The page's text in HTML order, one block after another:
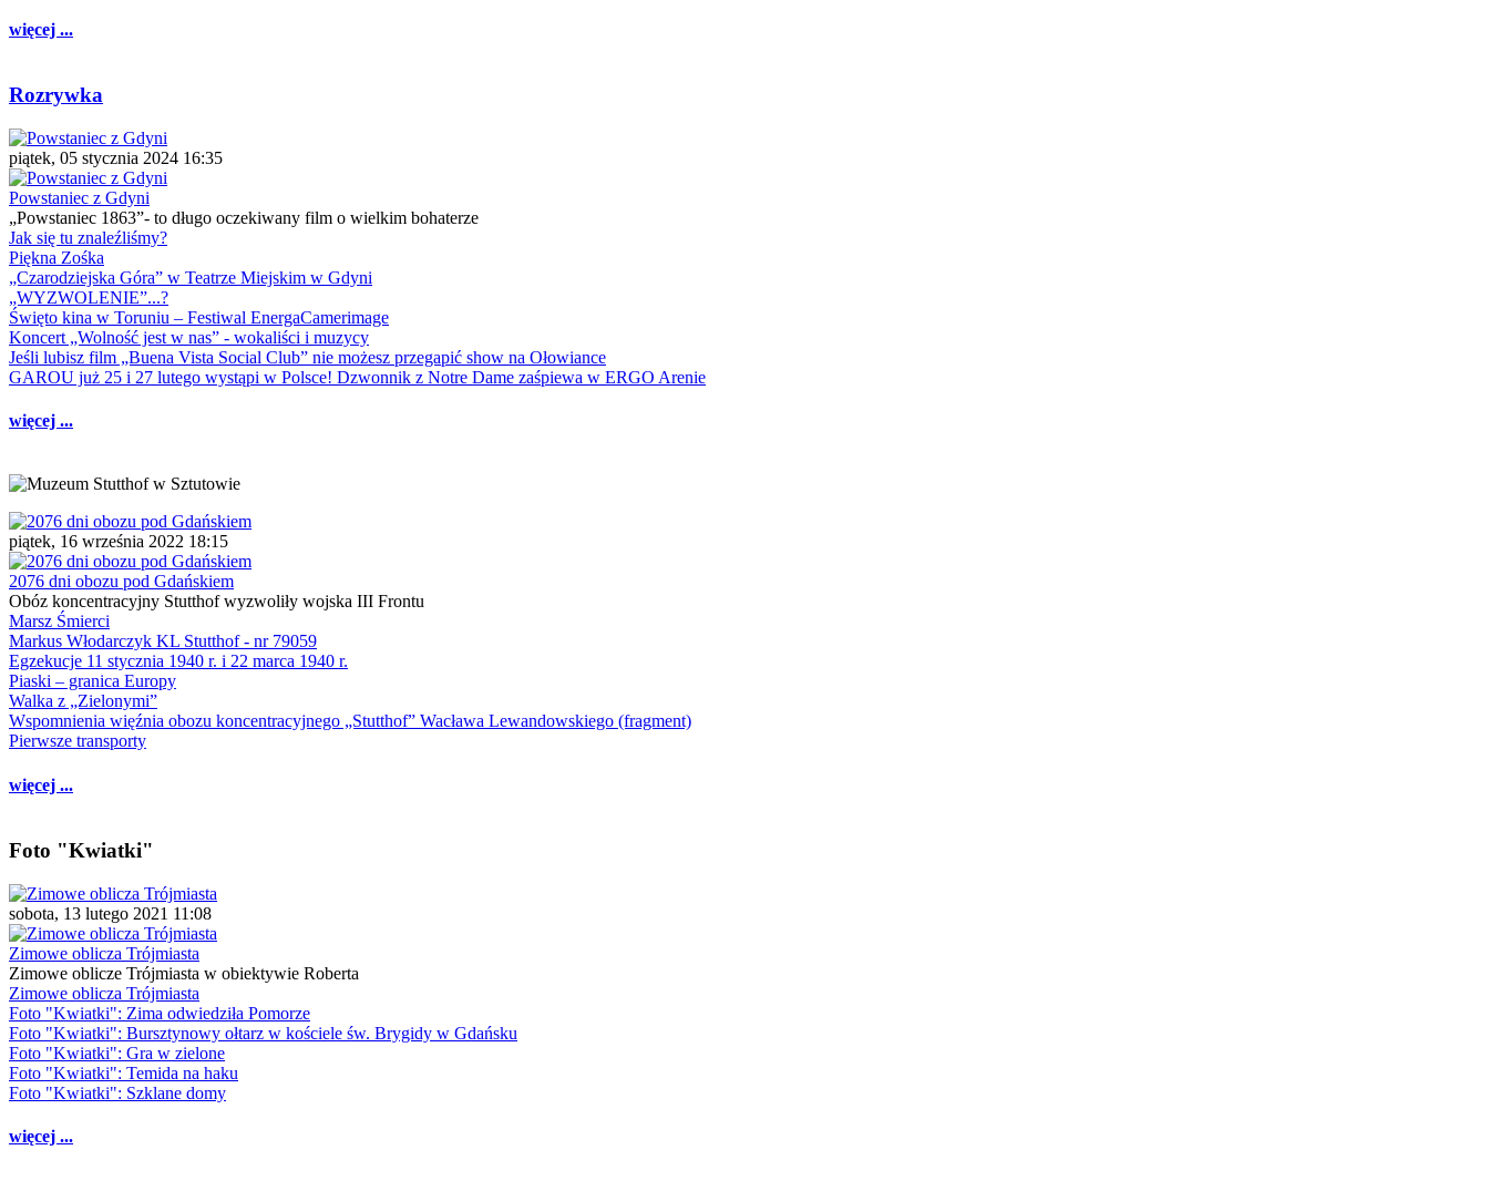
więcej ...
Rozrywka
piątek, 05 stycznia 2024 16:35
Powstaniec z Gdyni
„Powstaniec 1863”- to długo oczekiwany film o wielkim bohaterze
Jak się tu znaleźliśmy?
Piękna Zośka
„Czarodziejska Góra” w Teatrze Miejskim w Gdyni
„WYZWOLENIE”...?
Święto kina w Toruniu – Festiwal EnergaCamerimage
Koncert „Wolność jest w nas” - wokaliści i muzycy
Jeśli lubisz film „Buena Vista Social Club” nie możesz przegapić show na Ołowiance
GAROU już 25 i 27 lutego wystąpi w Polsce! Dzwonnik z Notre Dame zaśpiewa w ERGO Arenie
więcej ...
piątek, 16 września 2022 18:15
2076 dni obozu pod Gdańskiem
Obóz koncentracyjny Stutthof wyzwoliły wojska III Frontu
Marsz Śmierci
Markus Włodarczyk KL Stutthof - nr 79059
Egzekucje 11 stycznia 1940 r. i 22 marca 1940 r.
Piaski – granica Europy
Walka z „Zielonymi”
Wspomnienia więźnia obozu koncentracyjnego „Stutthof” Wacława Lewandowskiego (fragment)
Pierwsze transporty
więcej ...
Foto "Kwiatki"
sobota, 13 lutego 2021 11:08
Zimowe oblicza Trójmiasta
Zimowe oblicze Trójmiasta w obiektywie Roberta
Zimowe oblicza Trójmiasta
Foto "Kwiatki": Zima odwiedziła Pomorze
Foto "Kwiatki": Bursztynowy ołtarz w kościele św. Brygidy w Gdańsku
Foto "Kwiatki": Gra w zielone
Foto "Kwiatki": Temida na haku
Foto "Kwiatki": Szklane domy
więcej ...